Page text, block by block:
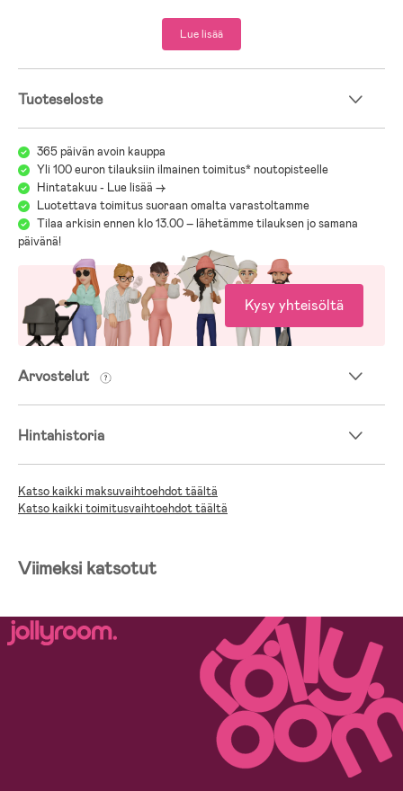
Lue lisää
Tuoteseloste
365 päivän avoin kauppa
Yli 100 euron tilauksiin ilmainen toimitus* noutopisteelle
Hintatakuu - Lue lisää ->
Luotettava toimitus suoraan omalta varastoltamme
Tilaa arkisin ennen klo 13.00 – lähetämme tilauksen jo samana
päivänä!
Kysy yhteisöltä
Arvostelut
Hintahistoria
Katso kaikki maksuvaihtoehdot täältä
Katso kaikki toimitusvaihtoehdot täältä
Viimeksi katsotut